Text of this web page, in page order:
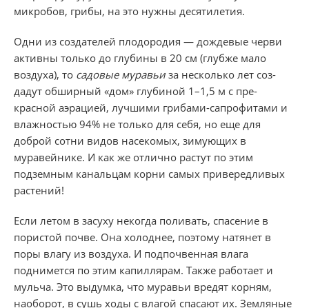
микробов, грибы, на это нужны десятилетия.
Одни из создателей плодородия — дождевые черви
активны только до глубины в 20 см (глубже мало
воздуха), то садовые муравьи за несколько лет соз­
дадут обширный «дом» глубиной 1–1,5 м с пре­
красной аэрацией, лучшими грибами-сапрофитами и
влажностью 94% не только для себя, но еще для
доброй сотни видов насекомых, зимующих в
муравейнике. И как же отлично растут по этим
подземным канальцам корни самых приверед­ливых
растений!
Если летом в засуху некогда поли­вать, спасение в
пористой почве. Она холоднее, поэтому натянет в
поры влагу из воздуха. И под­почвенная влага
поднимется по этим капилля­рам. Также работает и
мульча. Это выдумка, что муравьи вредят корням,
наоборот, в сушь ходы с вла­гой спасают их. Земляные